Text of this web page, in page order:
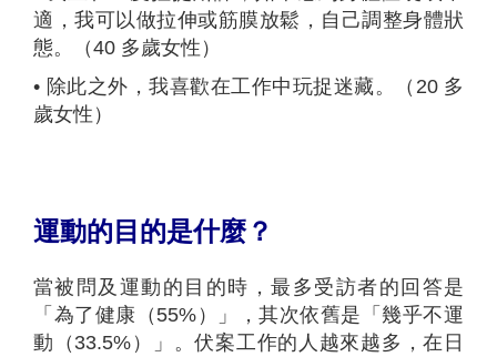
適，我可以做拉伸或筋膜放鬆，自己調整身體狀
態。（40 多歲女性）
• 除此之外，我喜歡在工作中玩捉迷藏。（20 多
歲女性）
運動的目的是什麼？
當被問及運動的目的時，最多受訪者的回答是
「為了健康（55%）」，其次依舊是「幾乎不運
動（33.5%）」。伏案工作的人越來越多，在日